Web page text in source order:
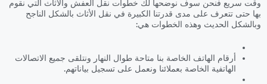
وقت سريع فنحن سوف نوضحها لك خطوات نقل العفش والأثاث التي نقوم
بها حتى تتعرف على مدى قدرتنا الكبيرة في نقل الأثاث بالشكل الناجح
وبالشكل الحديث وهذه الخطوات هي:
أرقام الهاتف الخاصة بنا متاحة طوال النهار ونتلقى جميع الاتصالات
الهاتفية الخاصة بعملائنا ونعمل على تسجيل بياناتهم.